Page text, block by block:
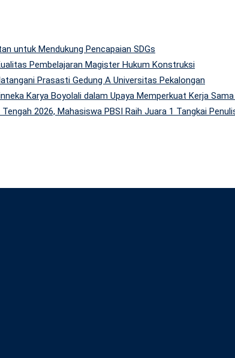
untuk Mendukung Pencapaian SDGs
Pembelajaran Magister Hukum Konstruksi
Prasasti Gedung A Universitas Pekalongan
Karya Boyolali dalam Upaya Memperkuat Kerja
2026, Mahasiswa PBSI Raih Juara 1 Tangkai